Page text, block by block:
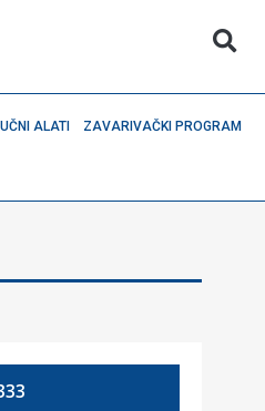
ALATI ZAVARIVAČKI PROGRAM